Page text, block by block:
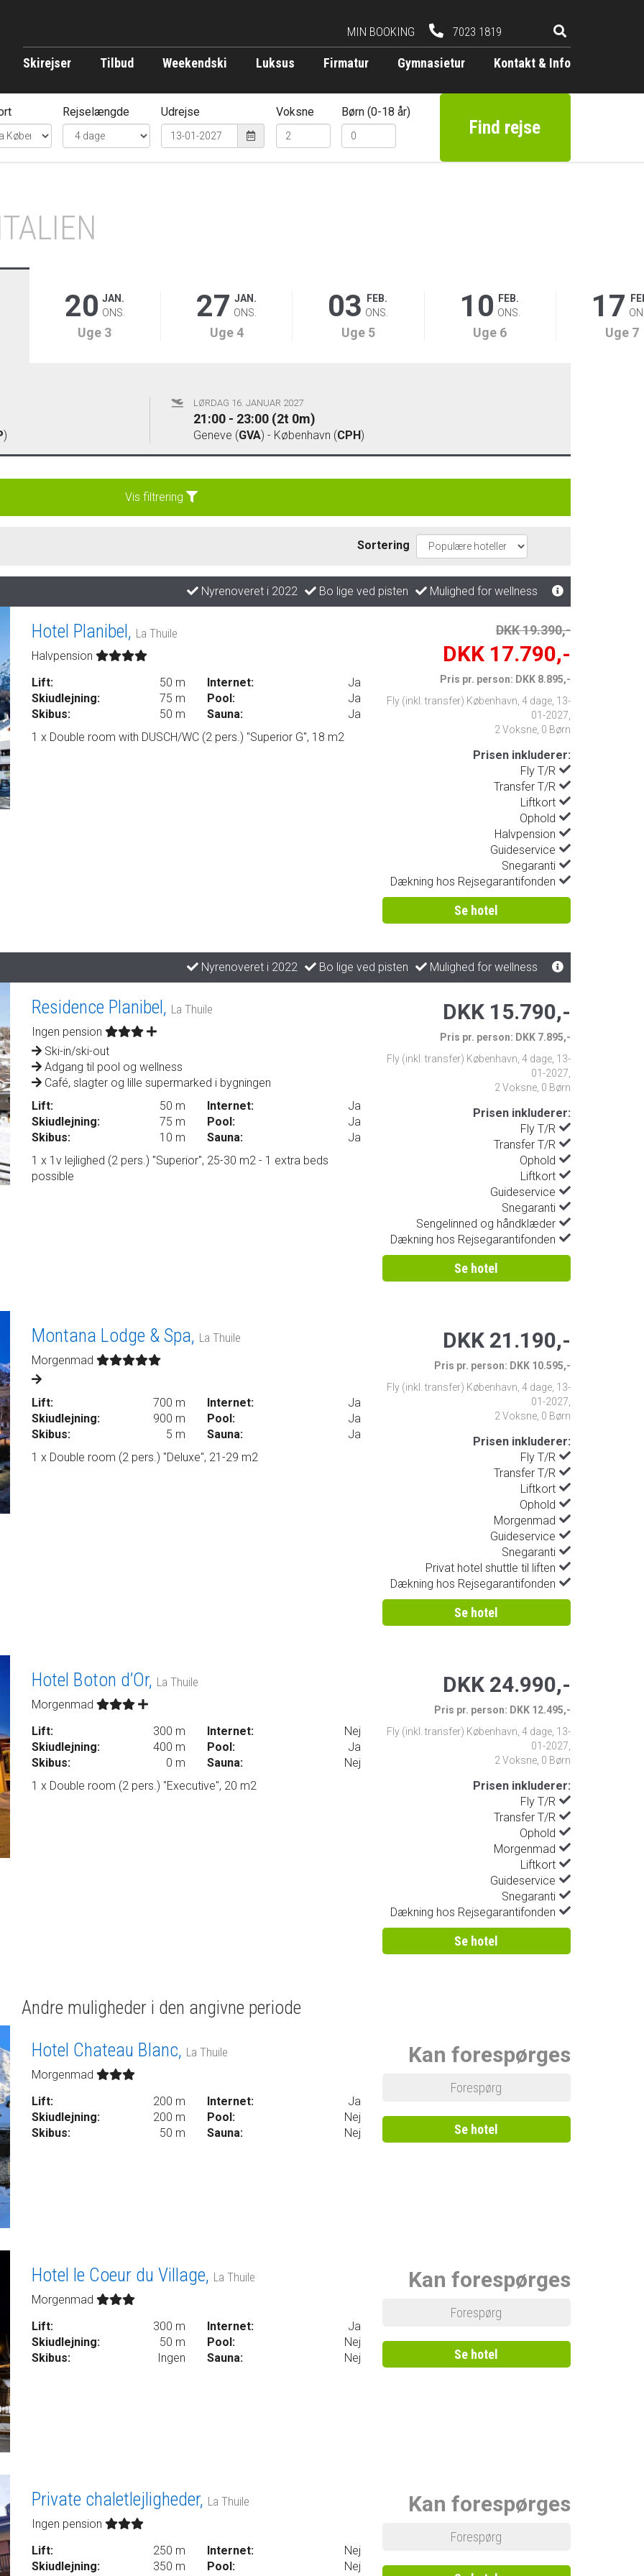
Skirejser Tilbud Weekendski Luksus Firmatur Gymnasietur Kontakt & Info
MIN BOOKING 7023 1819
Find rejse
Rejselængde Udrejse Voksne Børn (0-18 år)
20 JAN.
ONS.
Uge 3
27 JAN.
ONS.
Uge 4
03
FEB.
ONS.
Uge 5
10
FEB.
ONS.
Uge 6
17
Uge 7
)
LØRDAG 16. JANUAR 2027
21:00 - 23:00 (2t 0m)
Geneve (GVA) - København (CPH)
Vis filtrering
Sortering
Nyrenoveret i 2022 Bo lige ved pisten Mulighed for wellness
Hotel Planibel, La Thuile
Halvpension
Lift:
50 m
Skiudlejning:
75 m
Skibus:
50 m
Internet:
Ja
Pool:
Ja
Sauna:
Ja
1 x Double room with DUSCH/WC (2 pers.) "Superior G", 18 m2
DKK 19.390,-
DKK 17.790,-
Pris pr. person: DKK 8.895,-
Fly (inkl. transfer) København 4 dage 13-
01-2027
2 Voksne, 0 Børn
Prisen inkluderer:
Fly T/R
Transfer T/R
Liftkort
Ophold
Halvpension
Guideservice
Snegaranti
Dækning hos Rejsegarantifonden
Se hotel
Nyrenoveret i 2022 Bo lige ved pisten Mulighed for wellness
Residence Planibel, La Thuile
Ingen pension
Ski-in/ski-out
Adgang til pool og wellness
Café, slagter og lille supermarked i bygningen
Lift:
50 m
Skiudlejning:
75 m
Skibus:
10 m
Internet:
Ja
Pool:
Ja
Sauna:
Ja
1 x 1v lejlighed (2 pers.) "Superior", 25-30 m2 - 1 extra beds
possible
DKK 15.790,-
Pris pr. person: DKK 7.895,-
Fly (inkl. transfer) København 4 dage 13-
01-2027
2 Voksne, 0 Børn
Prisen inkluderer:
Fly T/R
Transfer T/R
Ophold
Liftkort
Guideservice
Snegaranti
Sengelinned og håndklæder
Dækning hos Rejsegarantifonden
Se hotel
Montana Lodge & Spa, La Thuile
Morgenmad
Lift:
700 m
Skiudlejning:
900 m
Skibus:
5 m
Internet:
Ja
Pool:
Ja
Sauna:
Ja
1 x Double room (2 pers.) "Deluxe", 21-29 m2
DKK 21.190,-
Pris pr. person: DKK 10.595,-
Fly (inkl. transfer) København 4 dage 13-
01-2027
2 Voksne, 0 Børn
Prisen inkluderer:
Fly T/R
Transfer T/R
Liftkort
Ophold
Morgenmad
Guideservice
Snegaranti
Privat hotel shuttle til liften
Dækning hos Rejsegarantifonden
Se hotel
Hotel Boton d’Or, La Thuile
Morgenmad
Lift:
300 m
Skiudlejning:
400 m
Skibus:
0 m
Internet:
Nej
Pool:
Ja
Sauna:
Nej
1 x Double room (2 pers.) "Executive", 20 m2
DKK 24.990,-
Pris pr. person: DKK 12.495,-
Fly (inkl. transfer) København 4 dage 13-
01-2027
2 Voksne, 0 Børn
Prisen inkluderer:
Fly T/R
Transfer T/R
Ophold
Morgenmad
Liftkort
Guideservice
Snegaranti
Dækning hos Rejsegarantifonden
Se hotel
Andre muligheder i den angivne periode
Hotel Chateau Blanc, La Thuile
Morgenmad
Lift:
200 m
Skiudlejning:
200 m
Skibus:
50 m
Internet:
Ja
Pool:
Nej
Sauna:
Nej
Kan forespørges
Forespørg
Se hotel
Hotel le Coeur du Village, La Thuile
Morgenmad
Lift:
300 m
Skiudlejning:
50 m
Skibus:
Ingen
Internet:
Ja
Pool:
Nej
Sauna:
Nej
Kan forespørges
Forespørg
Se hotel
Private chaletlejligheder, La Thuile
Ingen pension
Lift:
250 m
Skiudlejning:
350 m
Internet:
Nej
Pool:
Nej
Kan forespørges
Forespørg